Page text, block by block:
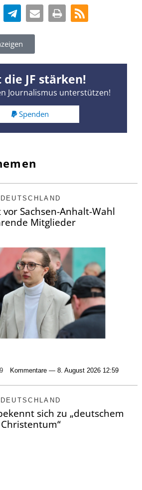
die JF stärken!
Journalismus unterstützen!
Spenden
DEUTSCHLAND
vor Sachsen-Anhalt-Wahl
Mitglieder
9 Kommentare — 8. August 2026 12:59
DEUTSCHLAND
sich zu „deutschem
Christentum“